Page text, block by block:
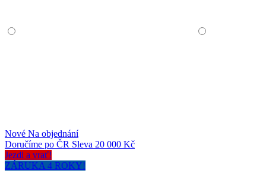
Nové Na objednání
Doručíme po ČR Sleva 20 000 Kč
Jezdi a vrať!
ZÁRUKA 4 ROKY!